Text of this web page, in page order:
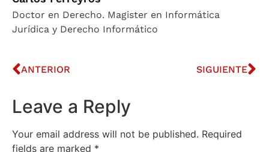
Doctor en Derecho. Magister en Informática
Jurídica y Derecho Informático
ANTERIOR SIGUIENTE
Leave a Reply
Your email address will not be published. Required
fields are marked *